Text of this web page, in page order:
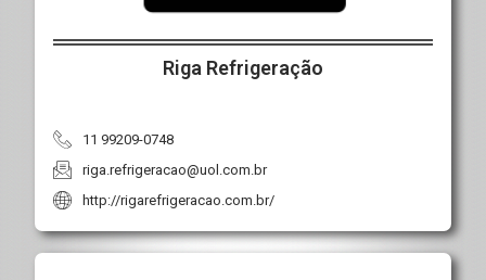
Riga Refrigeração
11 99209-0748
riga.refrigeracao@uol.com.br
http://rigarefrigeracao.com.br/